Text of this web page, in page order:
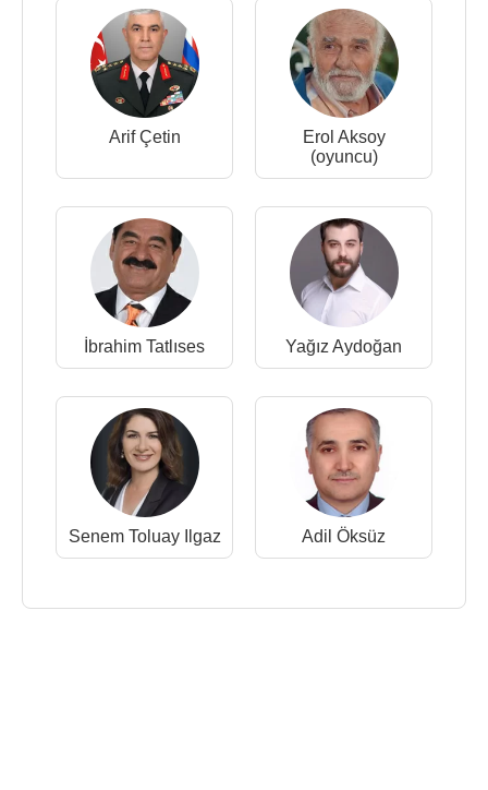
Arif Çetin
Erol Aksoy
(oyuncu)
İbrahim Tatlıses Yağız Aydoğan
Senem Toluay Ilgaz Adil Öksüz